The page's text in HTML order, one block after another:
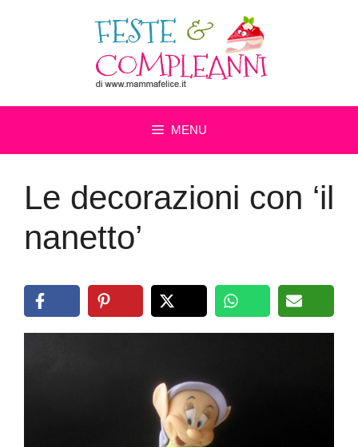
MENU
Le decorazioni con ‘il
nanetto’